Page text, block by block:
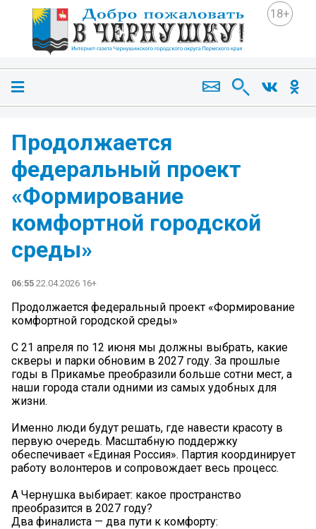
18+
Продолжается
федеральный проект
«Формирование
комфортной городской
среды»
06:55 22.04.2026 16+
Продолжается федеральный проект «Формирование
комфортной городской среды»
С 21 апреля по 12 июня мы должны выбрать, какие
скверы и парки обновим в 2027 году. За прошлые
годы в Прикамье преобразили больше сотни мест, а
наши города стали одними из самых удобных для
жизни.
Именно люди будут решать, где навести красоту в
первую очередь. Масштабную поддержку
обеспечивает «Единая Россия». Партия координирует
работу волонтеров и сопровождает весь процесс.
А Чернушка выбирает: какое пространство
преобразится в 2027 году?
Два финалиста — два пути к комфорту: